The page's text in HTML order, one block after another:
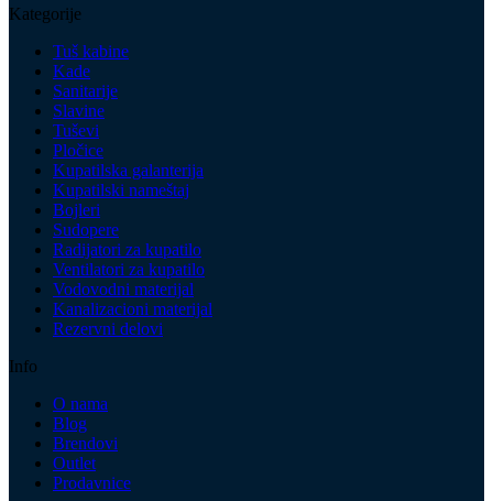
Kategorije
Tuš kabine
Kade
Sanitarije
Slavine
Tuševi
Pločice
Kupatilska galanterija
Kupatilski nameštaj
Bojleri
Sudopere
Radijatori za kupatilo
Ventilatori za kupatilo
Vodovodni materijal
Kanalizacioni materijal
Rezervni delovi
Info
O nama
Blog
Brendovi
Outlet
Prodavnice